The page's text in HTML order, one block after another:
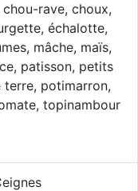
rave, choux,
échalotte,
mâche, maïs,
patisson, petits
terre, potimarron,
topinambour